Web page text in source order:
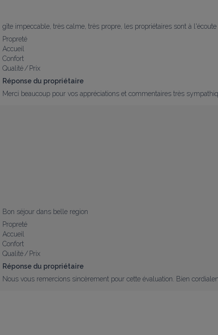
gîte impeccable, très calme, très propre, les propriétaires sont à
Propreté
Accueil
Confort
Qualité / Prix
Réponse du propriétaire
Merci beaucoup pour vos appréciations et commentaires très
Bon séjour dans belle region
Propreté
Accueil
Confort
Qualité / Prix
Réponse du propriétaire
Nous vous remercions sincèrement pour cette évaluation. Bien